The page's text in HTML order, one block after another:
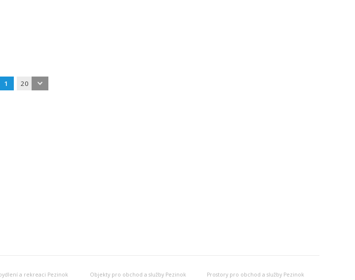
1 20
a rekreaci Pezinok Objekty pro obchod a služby Pezinok
Prostory pro obchod a služby Pezinok